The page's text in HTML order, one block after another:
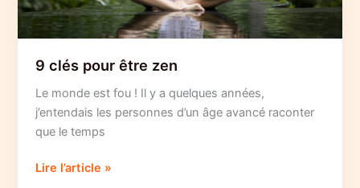
9 clés pour être zen
Le monde est fou ! Il y a quelques années,
j’entendais les personnes d’un âge avancé raconter
que le temps
9
Lire l’article »